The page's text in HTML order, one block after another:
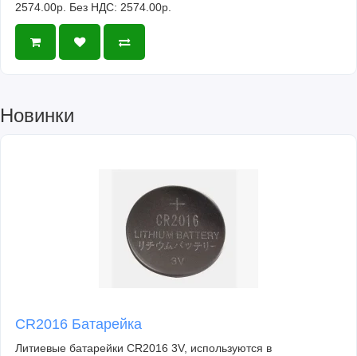
2574.00р. Без НДС: 2574.00р.
Новинки
CR2016 Батарейка
Литиевые батарейки CR2016 3V, используются в